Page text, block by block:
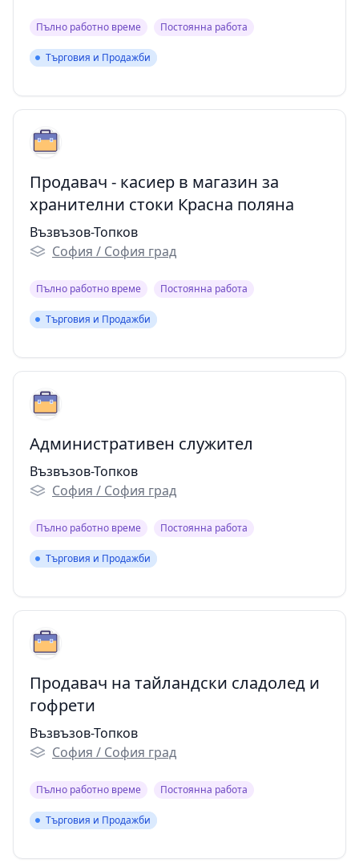
Пълно работно време Постоянна работа
Търговия и Продажби
Търговия и Продажби
Продавач - касиер в магазин за
хранителни стоки Красна поляна
Възвъзов-Топков
София / София град
Пълно работно време Постоянна работа
Търговия и Продажби
Търговия и Продажби
Административен служител
Възвъзов-Топков
София / София град
Пълно работно време Постоянна работа
Търговия и Продажби
Търговия и Продажби
Продавач на тайландски сладолед и
гофрети
Възвъзов-Топков
София / София град
Пълно работно време Постоянна работа
Търговия и Продажби
Търговия и Продажби